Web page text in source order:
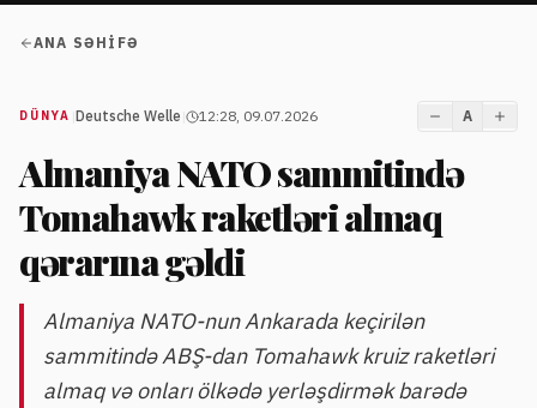
ANA SƏHIFƏ
DÜNYA Deutsche Welle 12:28, 09.07.2026 A
Almaniya NATO sammitində
Tomahawk raketləri almaq
qərarına gəldi
Almaniya NATO-nun Ankarada keçirilən
sammitində ABŞ-dan Tomahawk kruiz raketləri
almaq və onları ölkədə yerləşdirmək barədə